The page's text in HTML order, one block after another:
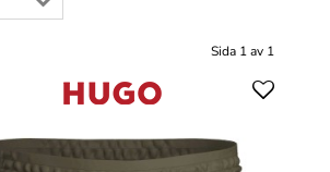
Sida 1 av 1